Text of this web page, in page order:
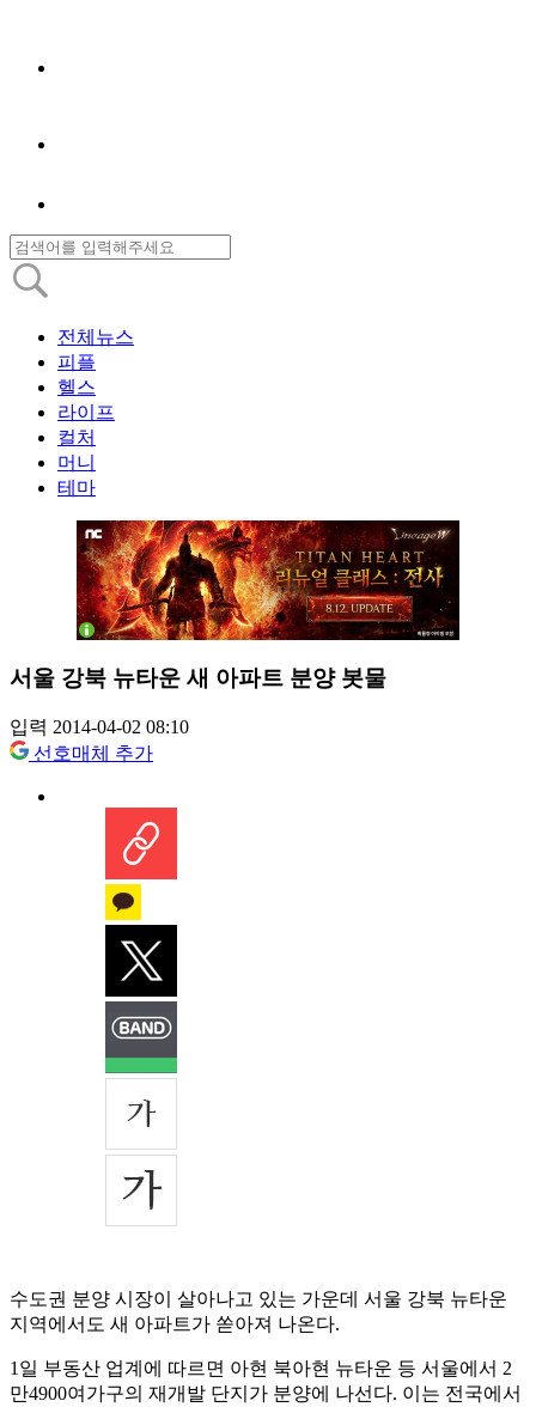
전체뉴스
피플
헬스
라이프
컬처
머니
테마
서울 강북 뉴타운 새 아파트 분양 봇물
입력 2014-04-02 08:10
선호매체 추가
수도권 분양 시장이 살아나고 있는 가운데 서울 강북 뉴타운
지역에서도 새 아파트가 쏟아져 나온다.
1일 부동산 업계에 따르면 아현 북아현 뉴타운 등 서울에서 2
만4900여가구의 재개발 단지가 분양에 나선다. 이는 전국에서